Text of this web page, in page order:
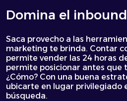
Domina el
Saca provecho a las
marketing te brinda. Contar
permite vender las 24 horas
permite posicionar antes que
¿Cómo? Con una buena
ubicarte en lugar privilegiado
búsqueda.